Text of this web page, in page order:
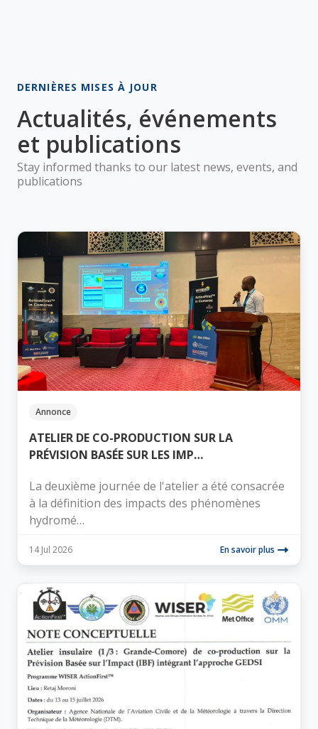
DERNIÈRES MISES À JOUR
Actualités, événements
et publications
Stay informed thanks to our latest news, events, and
publications
Annonce
ATELIER DE CO-PRODUCTION SUR LA
PRÉVISION BASÉE SUR LES IMP…
La deuxième journée de l'atelier a été consacrée
à la définition des impacts des phénomènes
hydromé…
14 Jul 2026 En savoir plus